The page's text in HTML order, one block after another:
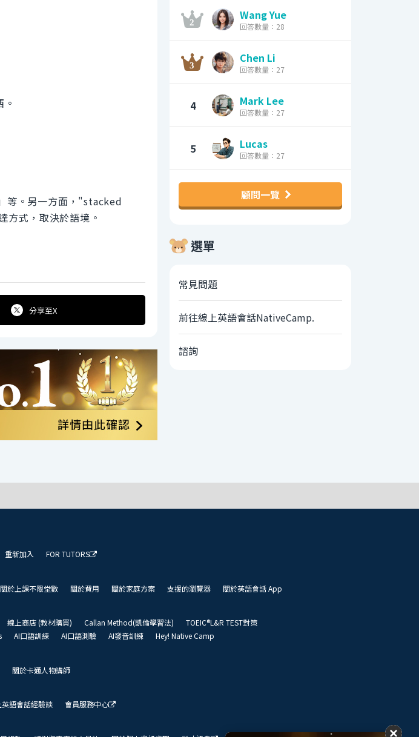
等。另一方面，"stacked
方式，取決於語境。
分享至X
Wang Yue
回答數量：28
Chen Li
回答數量：27
4 Mark Lee
回答數量：27
5 Lucas
回答數量：27
顧問一覽
選單
常見問題
前往線上英語會話NativeCamp.
諮詢
重新加入 FOR TUTORS
關於上課不限堂數 關於費用 關於家庭方案 支援的瀏覽器 關於英語會話 App
線上商店 (教材購買) Callan Method(凱倫學習法)
TOEIC®L&R TEST對策
AI口語訓練 AI口語測驗 AI發音訓練 Hey! Native Camp
關於卡通人物講師
英語會話經驗談 會員服務中心